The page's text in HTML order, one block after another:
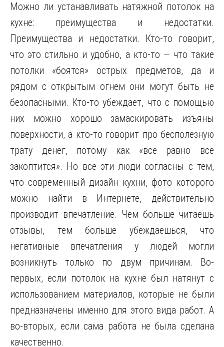
Можно ли устанавливать натяжной потолок на
кухне: преимущества и недостатки.
Преимущества и недостатки. Кто-то говорит,
что это стильно и удобно, а кто-то — что такие
потолки «боятся» острых предметов, да и
рядом с открытым огнем они могут быть не
безопасными. Кто-то убеждает, что с помощью
них можно хорошо замаскировать изъяны
поверхности, а кто-то говорит про бесполезную
трату денег, потому как «все равно все
закоптится». Но все эти люди согласны с тем,
что современный дизайн кухни, фото которого
можно найти в Интернете, действительно
производит впечатление. Чем больше читаешь
отзывы, тем больше убеждаешься, что
негативные впечатления у людей могли
возникнуть только по двум причинам. Во-
первых, если потолок на кухне был натянут с
использованием материалов, которые не были
предназначены именно для этого вида работ. А
во-вторых, если сама работа не была сделана
качественно.